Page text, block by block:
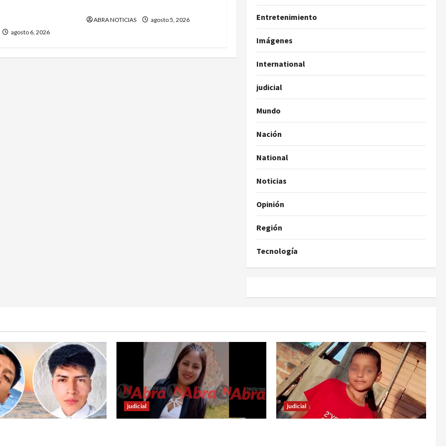
agosto 6, 2026
ABRA NOTICIAS agosto 5, 2026 Entretenimiento
Imágenes
International
judicial
Mundo
Nación
National
Noticias
Opinión
Región
Tecnología
judicial judicial